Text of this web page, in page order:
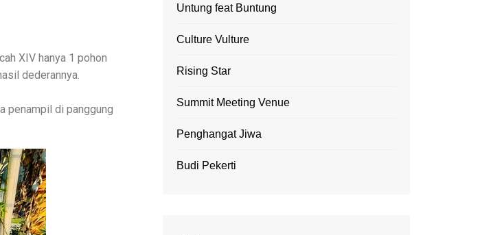
XIV hanya 1 pohon
dederannya.
penampil di panggung
Untung feat Buntung
Culture Vulture
Rising Star
Summit Meeting Venue
Penghangat Jiwa
Budi Pekerti